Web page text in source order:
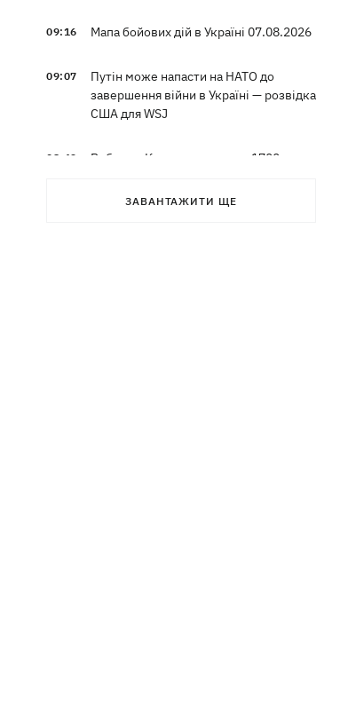
09:16 Мапа бойових дій в Україні 07.08.2026
09:07
Путін може напасти на НАТО до
завершення війни в Україні — розвідка
США для WSJ
08:49
Вибухи в Криму та удари за 1700 км
«Гвардійське» та Wildberries у
ЗАВАНТАЖИТИ ЩЕ